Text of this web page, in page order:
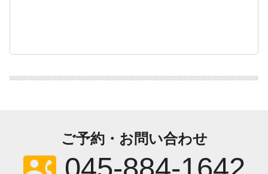
ご予約・お問い合わせ